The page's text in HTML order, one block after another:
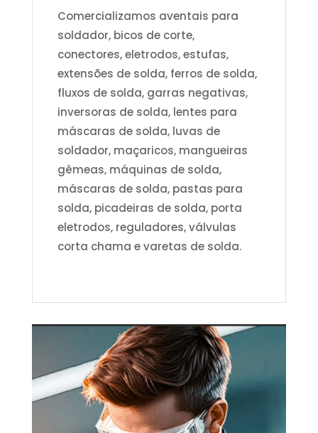
Comercializamos aventais para
soldador, bicos de corte,
conectores, eletrodos, estufas,
extensões de solda, ferros de solda,
fluxos de solda, garras negativas,
inversoras de solda, lentes para
máscaras de solda, luvas de
soldador, maçaricos, mangueiras
gêmeas, máquinas de solda,
máscaras de solda, pastas para
solda, picadeiras de solda, porta
eletrodos, reguladores, válvulas
corta chama e varetas de solda.